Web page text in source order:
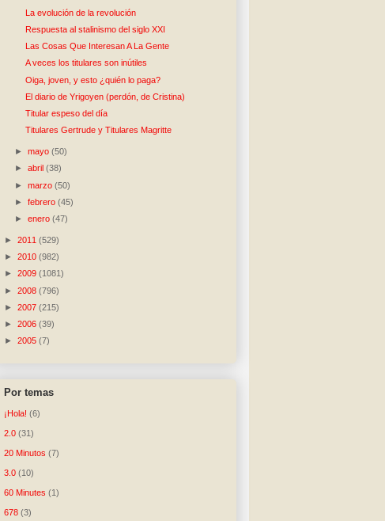
La evolución de la revolución
Respuesta al stalinismo del siglo XXI
Las Cosas Que Interesan A La Gente
A veces los titulares son inútiles
Oiga, joven, y esto ¿quién lo paga?
El diario de Yrigoyen (perdón, de Cristina)
Titular espeso del día
Titulares Gertrude y Titulares Magritte
►mayo(50)
►abril(38)
►marzo(50)
►febrero(45)
►enero(47)
► 2011 (529)
► 2010 (982)
► 2009 (1081)
► 2008 (796)
► 2007 (215)
► 2006 (39)
► 2005 (7)
Por temas
¡Hola! (6)
2.0 (31)
20 Minutos (7)
3.0 (10)
60 Minutes (1)
678 (3)